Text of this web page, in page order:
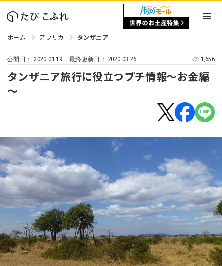
ホーム アフリカ タンザニア
公開日：2020.01.19 最終更新日： 2020.03.26 1,656
タンザニア旅行に役立つプチ情報～お金編
～